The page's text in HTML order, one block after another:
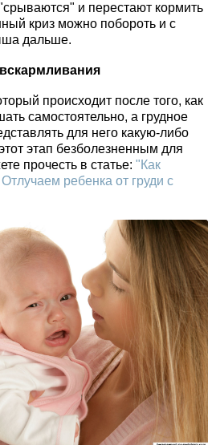
и перестают кормить
криз можно побороть и с
дальше.
происходит после того, как
самостоятельно, а грудное
для него какую-либо
этап безболезненным для
прочесть в статье: "Как
ребенка от груди с